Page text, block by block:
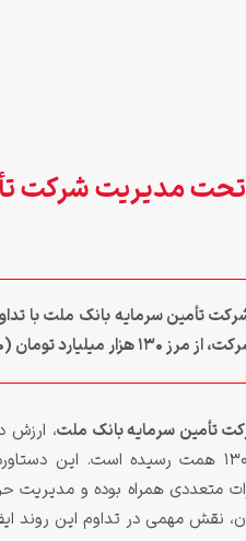
تأمین سرمایه بانک ملت با
(۱۳۰ همت) عبور کرد.
تأمین سرمایه بانک ملت، ارزش
ماه‌های اخیر، به بیش از ۱۳۰ همت
متعددی همراه بوده و مدیریت
نقش مهمی در تداوم این روند